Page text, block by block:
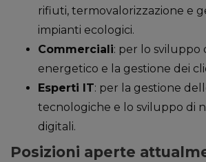
rifiuti, termovalorizzazione e
impianti ecologici.
Commerciali: per lo sviluppo
energetico e la gestione dei
Esperti IT: per la gestione
tecnologiche e lo sviluppo di
digitali.
Posizioni aperte